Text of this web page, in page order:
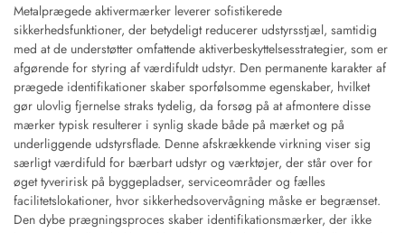
Metalprægede aktivermærker leverer sofistikerede
sikkerhedsfunktioner, der betydeligt reducerer udstyrsstjæl, samtidig
med at de understøtter omfattende aktiverbeskyttelsesstrategier, som er
afgørende for styring af værdifuldt udstyr. Den permanente karakter af
prægede identifikationer skaber sporfølsomme egenskaber, hvilket
gør ulovlig fjernelse straks tydelig, da forsøg på at afmontere disse
mærker typisk resulterer i synlig skade både på mærket og på
underliggende udstyrsflade. Denne afskrækkende virkning viser sig
særligt værdifuld for bærbart udstyr og værktøjer, der står over for
øget tyveririsk på byggepladser, serviceområder og fælles
facilitetslokationer, hvor sikkerhedsovervågning måske er begrænset.
Den dybe prægningsproces skaber identifikationsmærker, der ikke